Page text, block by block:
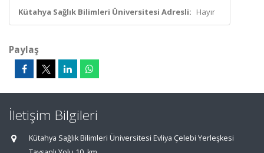
Kütahya Sağlık Bilimleri Üniversitesi Adresli: Hayır
Paylaş
İletişim Bilgileri
Kütahya Sağlık Bilimleri Üniversitesi Evliya Çelebi Yerleşkesi